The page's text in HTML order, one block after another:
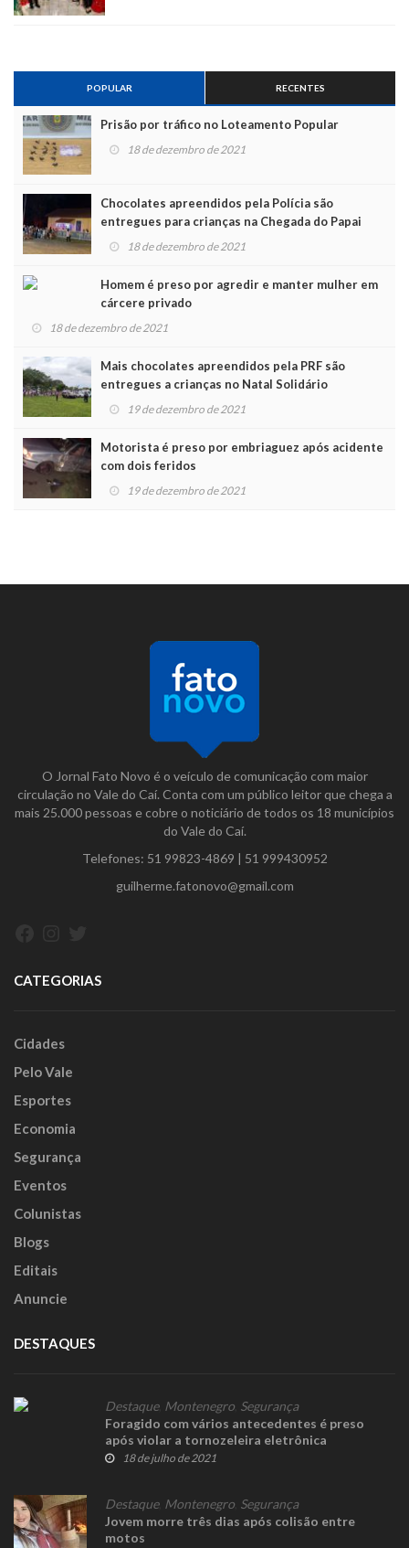
POPULAR RECENTES
Prisão por tráfico no Loteamento Popular
18 de dezembro de 2021
Chocolates apreendidos pela Polícia são
entregues para crianças na Chegada do Papai
Noel 18 de dezembro de 2021
Homem é preso por agredir e manter mulher em
cárcere privado
18 de dezembro de 2021
Mais chocolates apreendidos pela PRF são
entregues a crianças no Natal Solidário
19 de dezembro de 2021
Motorista é preso por embriaguez após acidente
com dois feridos
19 de dezembro de 2021
O Jornal Fato Novo é o veículo de comunicação com maior
circulação no Vale do Caí. Conta com um público leitor que chega a
mais 25.000 pessoas e cobre o noticiário de todos os 18 municípios
do Vale do Caí.
Telefones: 51 99823-4869 | 51 999430952
guilherme.fatonovo@gmail.com
CATEGORIAS
Cidades
Pelo Vale
Esportes
Economia
Segurança
Eventos
Colunistas
Blogs
Editais
Anuncie
DESTAQUES
Destaque, Montenegro Segurança
Foragido com vários antecedentes é preso
após violar a tornozeleira eletrônica
18 de julho de 2021
Destaque, Montenegro Segurança
Jovem morre três dias após colisão entre
motos